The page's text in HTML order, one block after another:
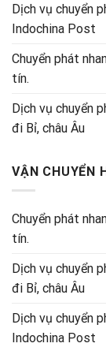
Dịch vụ chuyển
Indochina Post
Chuyển phát
tín.
Dịch vụ chuyển
đi Bỉ, châu Âu
VẬN CHUYỂN
Chuyển phát
tín.
Dịch vụ chuyển
đi Bỉ, châu Âu
Dịch vụ chuyển
Indochina Post